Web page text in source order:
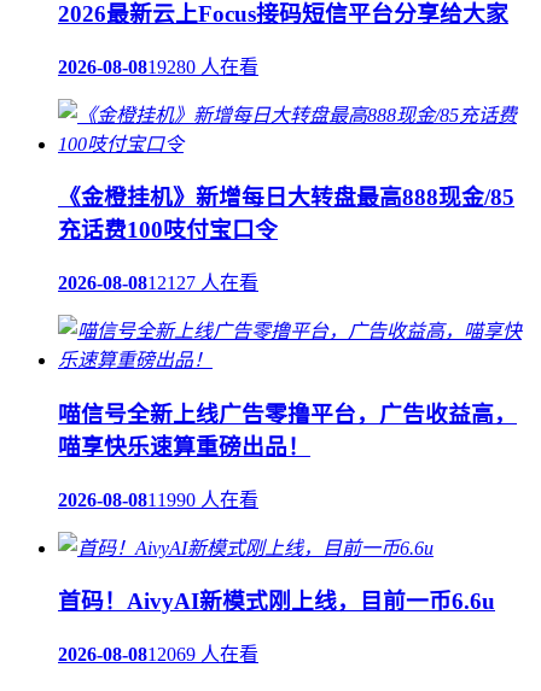
2026最新云上Focus接码短信平台分享给大家
2026-08-0819280 人在看
《金橙挂机》新增每日大转盘最高888现金/85
充话费100吱付宝口令
2026-08-0812127 人在看
喵信号全新上线广告零撸平台，广告收益高，
喵享快乐速算重磅出品！
2026-08-0811990 人在看
首码！AivyAI新模式刚上线，目前一币6.6u
2026-08-0812069 人在看